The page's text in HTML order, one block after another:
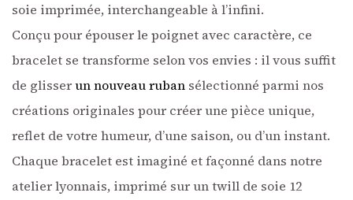
soie imprimée, interchangeable à l’infini.
Conçu pour épouser le poignet avec caractère, ce
bracelet se transforme selon vos envies : il vous suffit
de glisserun nouveau ruban sélectionné parmi nos
créations originales pour créer une pièce unique,
reflet de votre humeur, d’une saison, ou d’un instant.
Chaque bracelet est imaginé et façonné dans notre
atelier lyonnais, imprimé sur un twill de soie 12